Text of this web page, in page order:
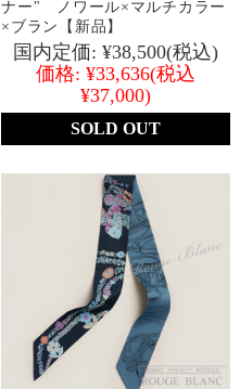
ナー" ノワール×マルチカラー
×ブラン【新品】
国内定価: ¥38,500(税込)
価格: ¥33,636(税込
¥37,000)
SOLD OUT